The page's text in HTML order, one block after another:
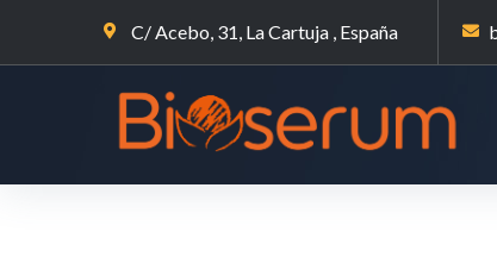
C/ Acebo, 31, La Cartuja , España